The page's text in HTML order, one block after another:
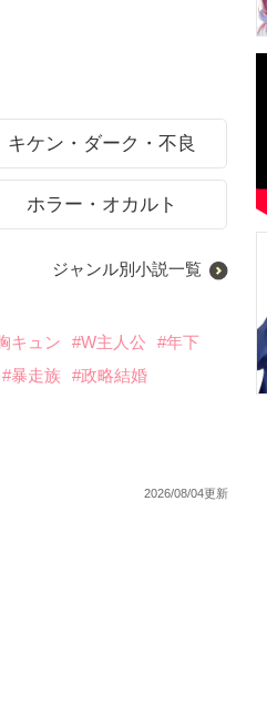
キケン・ダーク・不良
ホラー・オカルト
ジャンル別小説一覧
キュン #W主人公
#年下
#暴走族
#政略結婚
2026/08/04更新